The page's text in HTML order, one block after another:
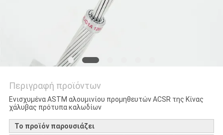
Περιγραφή προϊόντων
Ενισχυμένα ASTM αλουμινίου προμηθευτών ACSR της Κίνας
χάλυβας πρότυπα καλωδίων
Το προϊόν παρουσιάζει